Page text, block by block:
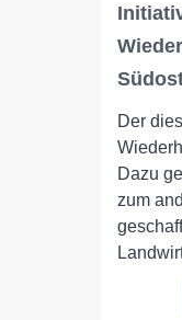
Der
Dazu
zum